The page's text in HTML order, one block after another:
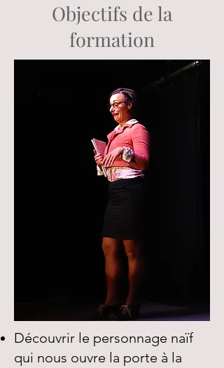
Objectifs de la
formation
Découvrir le personnage naïf
qui nous ouvre la porte à la